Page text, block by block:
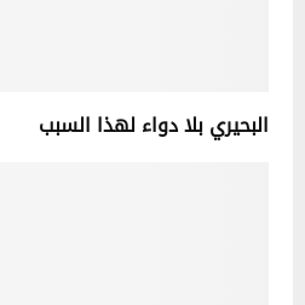
البحيري بلا دواء لهذا السبب